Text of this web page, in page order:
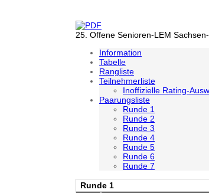
25. Offene Senioren-LEM
Information
Tabelle
Rangliste
Teilnehmerliste
Inoffizielle Rating-
Paarungsliste
Runde 1
Runde 2
Runde 3
Runde 4
Runde 5
Runde 6
Runde 7
Runde 1